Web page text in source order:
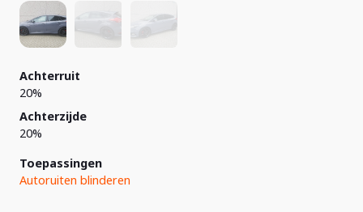
Achterruit
20%
Achterzijde
20%
Toepassingen
Autoruiten blinderen